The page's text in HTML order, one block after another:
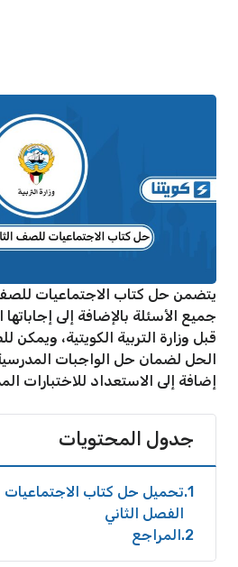
يتضمن حل كتاب الاجتماعيات
جميع الأسئلة بالإضافة إلى
قبل وزارة التربية الكويتية، ويمكن
الحل لضمان حل الواجبات
إضافة إلى الاستعداد للاختبارات
جدول المحتويات
1 تحميل حل كتاب
الفصل الثاني
2 المراجع